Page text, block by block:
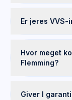
Er jeres
Hvor meget
Flemming?
Giver I